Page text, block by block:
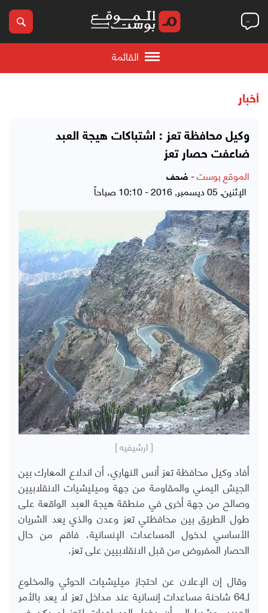
القائمة
أخبار
وكيل محافظة تعز : اشتباكات هيجة العبد
ضاعفت حصار تعز
الموقع بوست- صُحف
الإثنين, 05 ديسمبر, 2016 - 10:10 صباحاً
[ ارشيفيه ]
أفاد وكيل محافظة تعز أنس النهاري، أن اندلاع المعارك بين
الجيش اليمني والمقاومة من جهة وميليشيات الانقلابيين
وصالح من جهة أخرى في منطقة هيجة العبد الواقعة على
طول الطريق بين محافظتي تعز وعدن والذي يعد الشريان
الأساسي لدخول المساعدات الإنسانية، فاقم من حال
الحصار المفروض من قبل الانقلابيين على تعز.
وقال إن الإعلان عن احتجاز ميليشيات الحوثي والمخلوع
لـ64 شاحنة مساعدات إنسانية عند مداخل تعز لا يعد بالأمر